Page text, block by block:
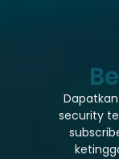
security